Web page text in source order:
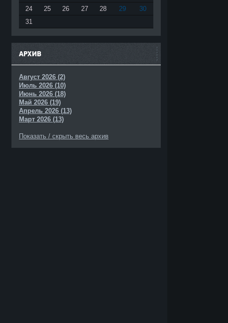
24
25 26 27 28 29
30
31
АРХИВ
Август 2026 (2)
Июль 2026 (10)
Июнь 2026 (18)
Май 2026 (19)
Апрель 2026 (13)
Март 2026 (13)
Показать / скрыть весь архив